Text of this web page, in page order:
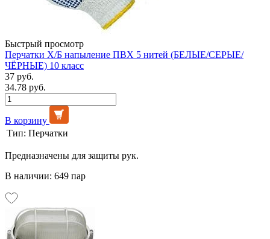
Быстрый просмотр
Перчатки Х/Б напыление ПВХ 5 нитей (БЕЛЫЕ/СЕРЫЕ/
ЧЁРНЫЕ) 10 класс
37 руб.
34.78 руб.
В корзину
Тип: Перчатки
Предназначены для защиты рук.
В наличии: 649 пар